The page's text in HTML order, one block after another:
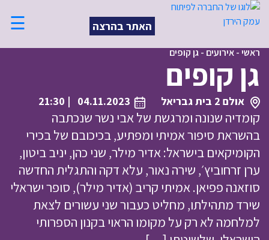
האתר בהרצה ☰
ראשי-אירועים -גן קופים
גן קופים
אולם 2 בית גבריאל 04.11.2023
| 21:30
קומדיה שנונה ומרגשת של אבי נשר שנכתבה
בהשראת סיפור אמיתי ומפתיע, בכיכובם של בכירי
הקומיקאים בישראל: אדיר מילר, שני כהן, יניב ביטון,
ערן זרחוביץ׳, שירה נאור, עלא דקה והתגלית החדשה
סוזאנה פפיאן. אמיתי קריב (אדיר מילר), סופר ישראלי
שירד מתהילתו, מחליט כעבור שני עשורים לצאת
למלחמה לא רק על מקומו הראוי בקנון הספרותי